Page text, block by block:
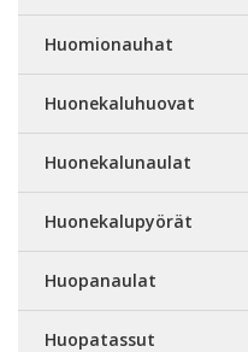
Huomionauhat
Huonekaluhuovat
Huonekalunaulat
Huonekalupyörät
Huopanaulat
Huopatassut